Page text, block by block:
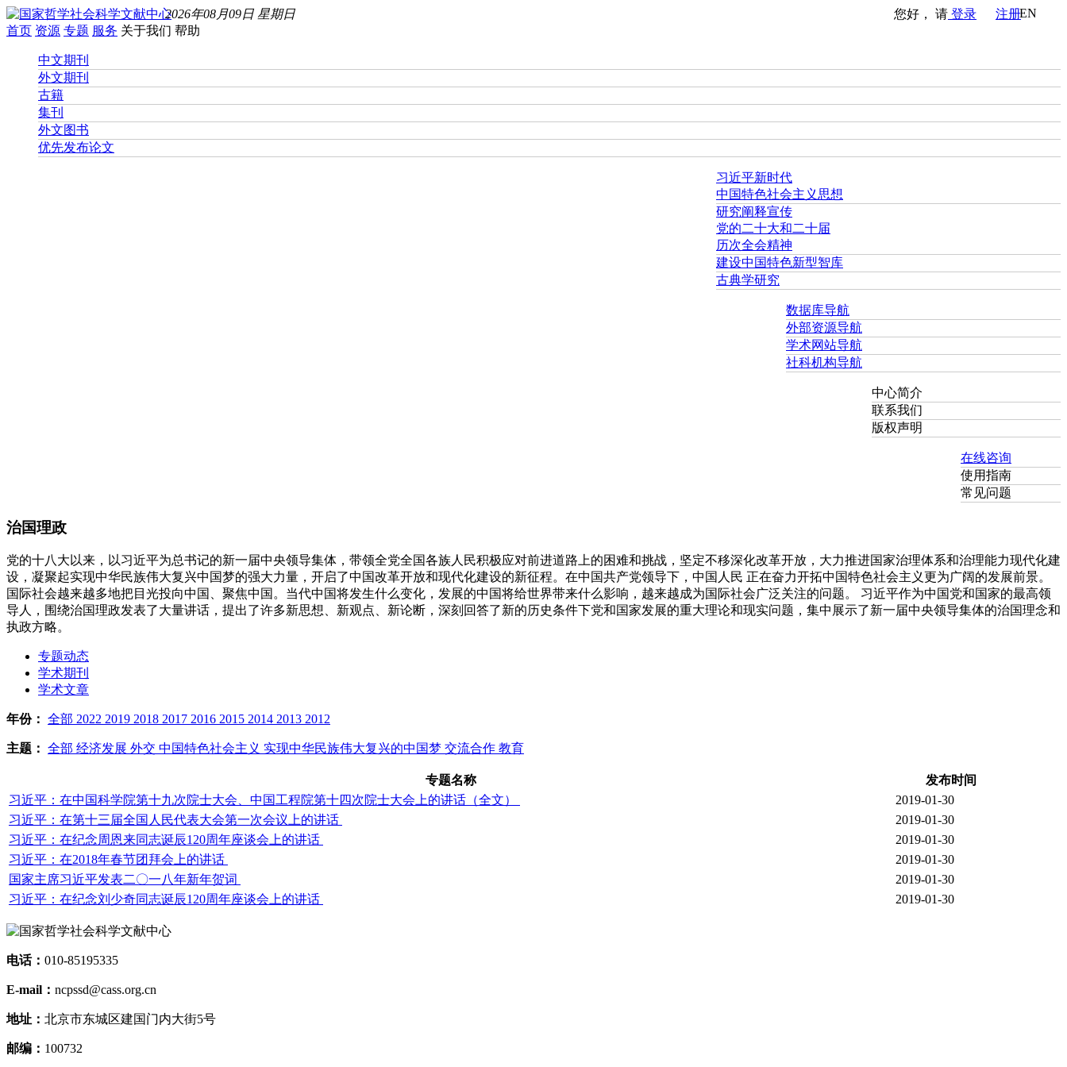
您好， 请 登录 注册EN
2026年08月09日 星期日
首页 资源 专题 服务 关于我们 帮助
中文期刊
外文期刊
古籍
集刊
外文图书
优先发布论文
习近平新时代
中国特色社会主义思想
研究阐释宣传
党的二十大和二十届
历次全会精神
建设中国特色新型智库
古典学研究
数据库导航
外部资源导航
学术网站导航
社科机构导航
中心简介
联系我们
版权声明
在线咨询
使用指南
常见问题
治国理政
党的十八大以来，以习近平为总书记的新一届中央领导集体，带领全党全国各族人民积极应对前进道路上的困难和挑战，坚定不移深化改革开放，大力推进国家治理体系和治理能力现代化建
设，凝聚起实现中华民族伟大复兴中国梦的强大力量，开启了中国改革开放和现代化建设的新征程。在中国共产党领导下，中国人民 正在奋力开拓中国特色社会主义更为广阔的发展前景。
国际社会越来越多地把目光投向中国、聚焦中国。当代中国将发生什么变化，发展的中国将给世界带来什么影响，越来越成为国际社会广泛关注的问题。 习近平作为中国党和国家的最高领
导人，围绕治国理政发表了大量讲话，提出了许多新思想、新观点、新论断，深刻回答了新的历史条件下党和国家发展的重大理论和现实问题，集中展示了新一届中央领导集体的治国理念和
执政方略。
专题动态
学术期刊
学术文章
年份： 全部 2022 2019 2018 2017 2016 2015 2014 2013 2012
主题： 全部 经济发展 外交 中国特色社会主义 实现中华民族伟大复兴的中国梦 交流合作 教育
专题名称
发布时间
习近平：在中国科学院第十九次院士大会、中国工程院第十四次院士大会上的讲话（全文）
2019-01-30
习近平：在第十三届全国人民代表大会第一次会议上的讲话
2019-01-30
习近平：在纪念周恩来同志诞辰120周年座谈会上的讲话
2019-01-30
习近平：在2018年春节团拜会上的讲话
2019-01-30
国家主席习近平发表二〇一八年新年贺词
2019-01-30
习近平：在纪念刘少奇同志诞辰120周年座谈会上的讲话
2019-01-30
电话： 010-85195335
E-mail： ncpssd@cass.org.cn
地址： 北京市东城区建国门内大街5号
邮编： 100732